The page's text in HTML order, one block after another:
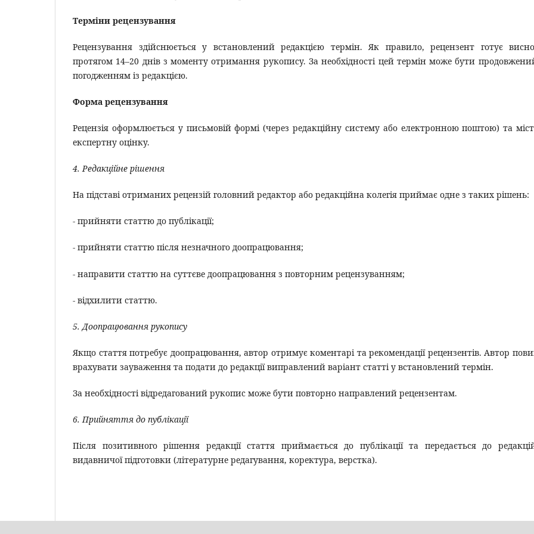
Терміни рецензування
Рецензування здійснюється у встановлений редакцією термін. Як правило, рецензент готує
протягом 14–20 днів з моменту отримання рукопису. За необхідності цей термін може бути
погодженням із редакцією.
Форма рецензування
Рецензія оформлюється у письмовій формі (через редакційну систему або електронною поштою) та
експертну оцінку.
4. Редакційне рішення
На підставі отриманих рецензій головний редактор або редакційна колегія приймає одне з таких рішень:
- прийняти статтю до публікації;
- прийняти статтю після незначного доопрацювання;
- направити статтю на суттєве доопрацювання з повторним рецензуванням;
- відхилити статтю.
5. Доопрацювання рукопису
Якщо стаття потребує доопрацювання, автор отримує коментарі та рекомендації рецензентів. Автор
врахувати зауваження та подати до редакції виправлений варіант статті у встановлений термін.
За необхідності відредагований рукопис може бути повторно направлений рецензентам.
6. Прийняття до публікації
Після позитивного рішення редакції стаття приймається до публікації та передається до
видавничої підготовки (літературне редагування, коректура, верстка).